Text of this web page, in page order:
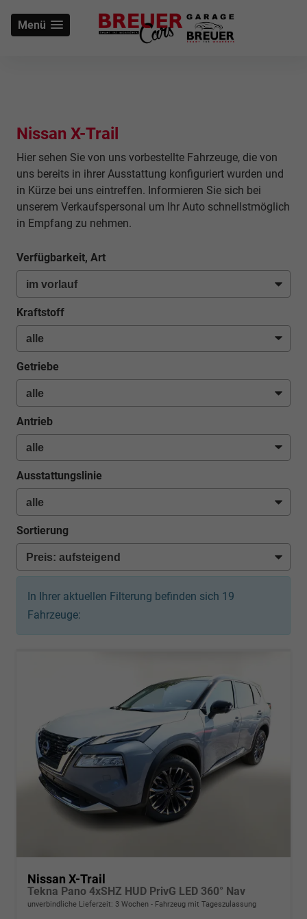
Menü
Nissan X-Trail
Hier sehen Sie von uns vorbestellte Fahrzeuge, die von
uns bereits in ihrer Ausstattung konfiguriert wurden und
in Kürze bei uns eintreffen. Informieren Sie sich bei
unserem Verkaufspersonal um Ihr Auto schnellstmöglich
in Empfang zu nehmen.
Verfügbarkeit, Art
Kraftstoff
Getriebe
Antrieb
Ausstattungslinie
Sortierung
In Ihrer aktuellen Filterung befinden sich 19
Fahrzeuge:
Nissan X-Trail
Tekna Pano 4xSHZ HUD PrivG LED 360° Nav
unverbindliche Lieferzeit: 3 Wochen Fahrzeug mit Tageszulassung